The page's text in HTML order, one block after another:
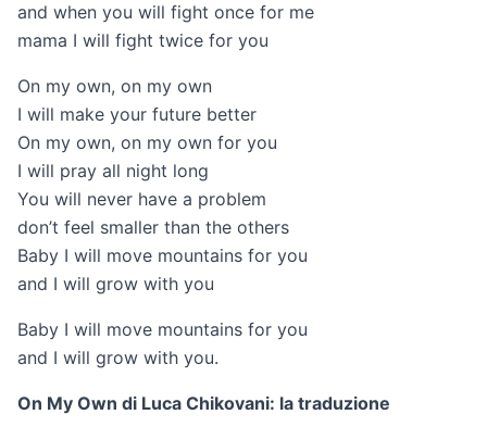
and when you will fight once for me
mama I will fight twice for you
On my own, on my own
I will make your future better
On my own, on my own for you
I will pray all night long
You will never have a problem
don’t feel smaller than the others
Baby I will move mountains for you
and I will grow with you
Baby I will move mountains for you
and I will grow with you.
On My Own di Luca Chikovani: la traduzione